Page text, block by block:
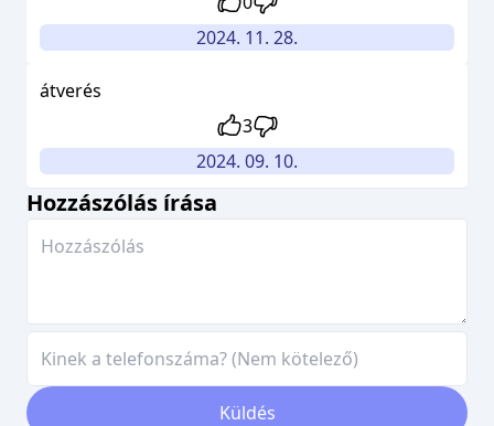
Hozzászólás írása
Küldés
2024. 11. 28.
átverés
3
2024. 09. 10.